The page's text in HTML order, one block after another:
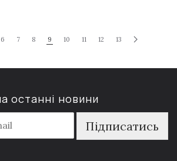
6 7 8 9 10 11 12 13
останні новини
Підписатись